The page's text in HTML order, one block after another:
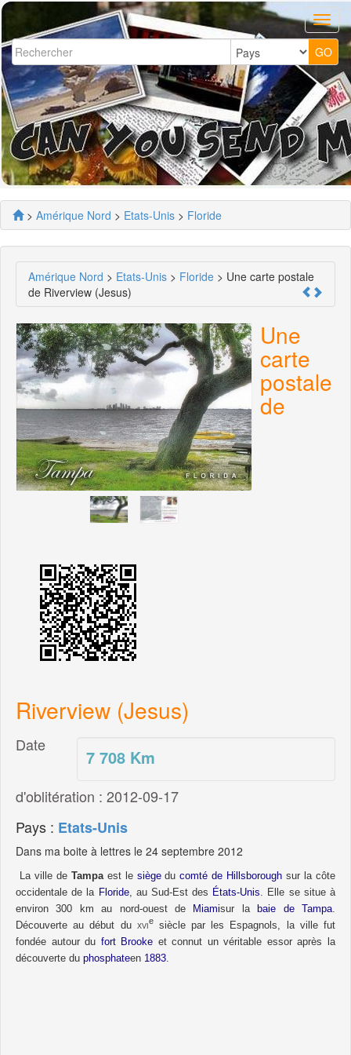
> Amérique Nord > Etats-Unis > Floride
Amérique Nord > Etats-Unis > Floride > Une carte postale
de Riverview (Jesus)
Une
carte
postale
de
Riverview (Jesus)
7 708 Km
Date
d'oblitération : 2012-09-17
Pays : Etats-Unis
Dans ma boite à lettres le 24 septembre 2012
La ville de Tampaest le siègeducomté de Hillsborough sur la côte
occidentale de la Floride, au Sud-Est des États-Unis . Elle se situe à
environ300 km au nord-ouest de Miamisur labaie de Tampa
Découverte au début du xviesiècle par les Espagnols, la ville fut
fondée autour du fort Brooke et connut un véritable essor après la
découverte du phosphateen 1883